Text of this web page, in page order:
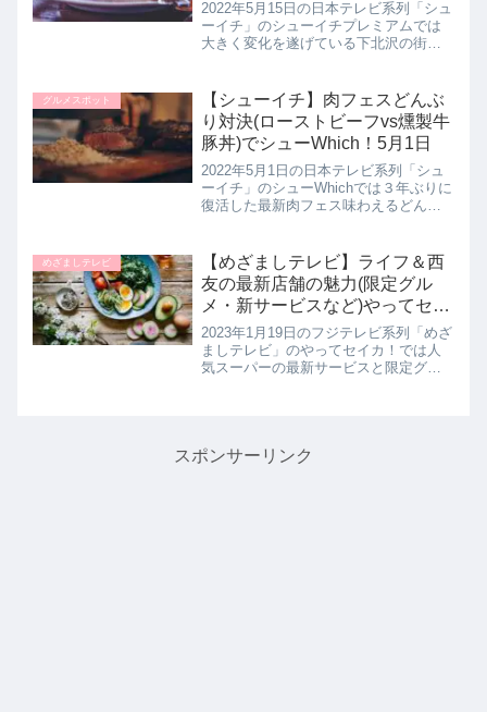
2022年5月15日の日本テレビ系列「シュ
ーイチ」のシューイチプレミアムでは
大きく変化を遂げている下北沢の街を
す。ボリューム満点の肉サンドイッチ
にシフォンケーキなど、片手で...
グルメスポット
【シューイチ】肉フェスどんぶ
り対決(ローストビーフvs燻製牛
豚丼)でシューWhich！5月1日
2022年5月1日の日本テレビ系列「シュ
ーイチ」のシューWhichでは３年ぶりに
復活した最新肉フェス味わえるどんぶ
ーフ丼ウニのせ】と香水亭さんの【瞬
間燻製牛豚丼】の２品で対...
めざましテレビ
【めざましテレビ】ライフ＆西
友の最新店舗の魅力(限定グル
メ・新サービスなど)やってセイ
カ｜1月19日
2023年1月19日のフジテレビ系列「めざ
ましテレビ」のやってセイカ！では人
気スーパーの最新サービスと限定グル
スポンサーリンク